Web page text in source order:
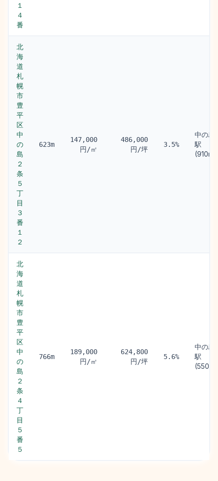
１
４
番
北
海
道
札
幌
市
豊
平
区
中
の
島
２
条
５
丁
目
３
番
１
２
623m
147,000
円/㎡
486,000
円/坪
3.5%
中の島
駅
(910m)
北
海
道
札
幌
市
豊
平
区
中
の
島
２
条
４
丁
目
５
番
５
766m
189,000
円/㎡
624,800
円/坪
5.6%
中の島
駅
(550m)